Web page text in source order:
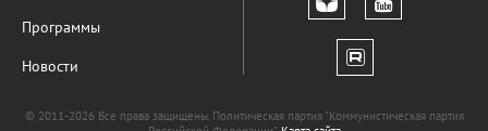
Программы
Новости
© 2011-2026 Все права защищены. Политическая партия "Коммунистическая партия